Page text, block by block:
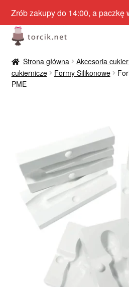
Zrób zakupy do 14:00, a paczkę
Przejdź
do
nawigacji
Przejdź
do
treści
Jadalne
Niejadalne
Blog
Wyprzedaż
Ozdoby na tort weselny
Strona główna Akcesoria
cukiernicze
Formy Silikonowe
PME